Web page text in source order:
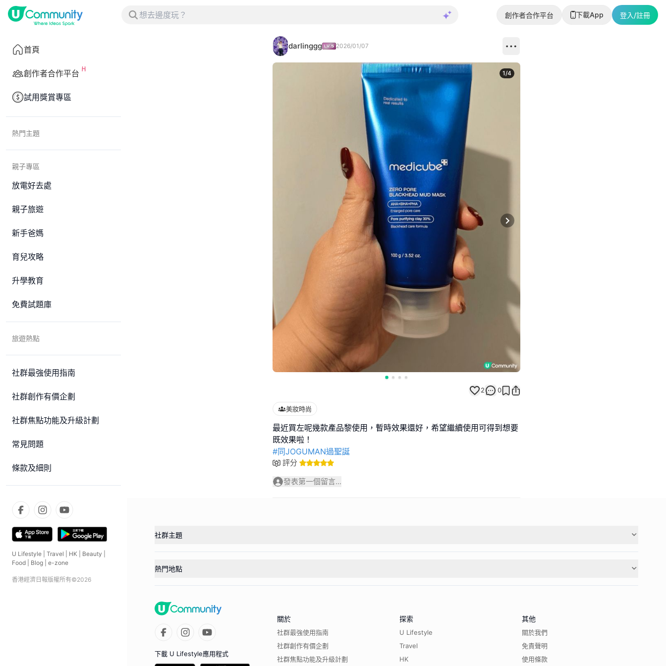
創作者合作平台 下載App 登入/註冊
首頁
創作者合作平台
試用獎賞專區
熱門主題
親子專區
放電好去處
親子旅遊
新手爸媽
育兒攻略
升學教育
免費試題庫
旅遊熱點
社群最強使用指南
社群創作有價企劃
社群焦點功能及升級計劃
常見問題
條款及細則
U Lifestyle Travel HK Beauty
Food
Blog e-zone
香港經濟日報版權所有©2026
darlinggg 2026/01/07
Next slide
1/4
2 0
美妝時尚
最近買左呢幾款產品黎使用，暫時效果還好，希望繼續使用可得到想要
#同JOGUMAN過聖誕
評分
發表第一個留言...
社群主題
熱門地點
下載 U Lifestyle應用程式
關於
社群最強使用指南
社群創作有價企劃
社群焦點功能及升級計劃
探索
U Lifestyle
Travel
HK
其他
關於我們
免責聲明
使用條款